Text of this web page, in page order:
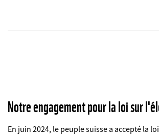
Notre engagement pour la loi sur
En juin 2024, le peuple suisse a accepté la